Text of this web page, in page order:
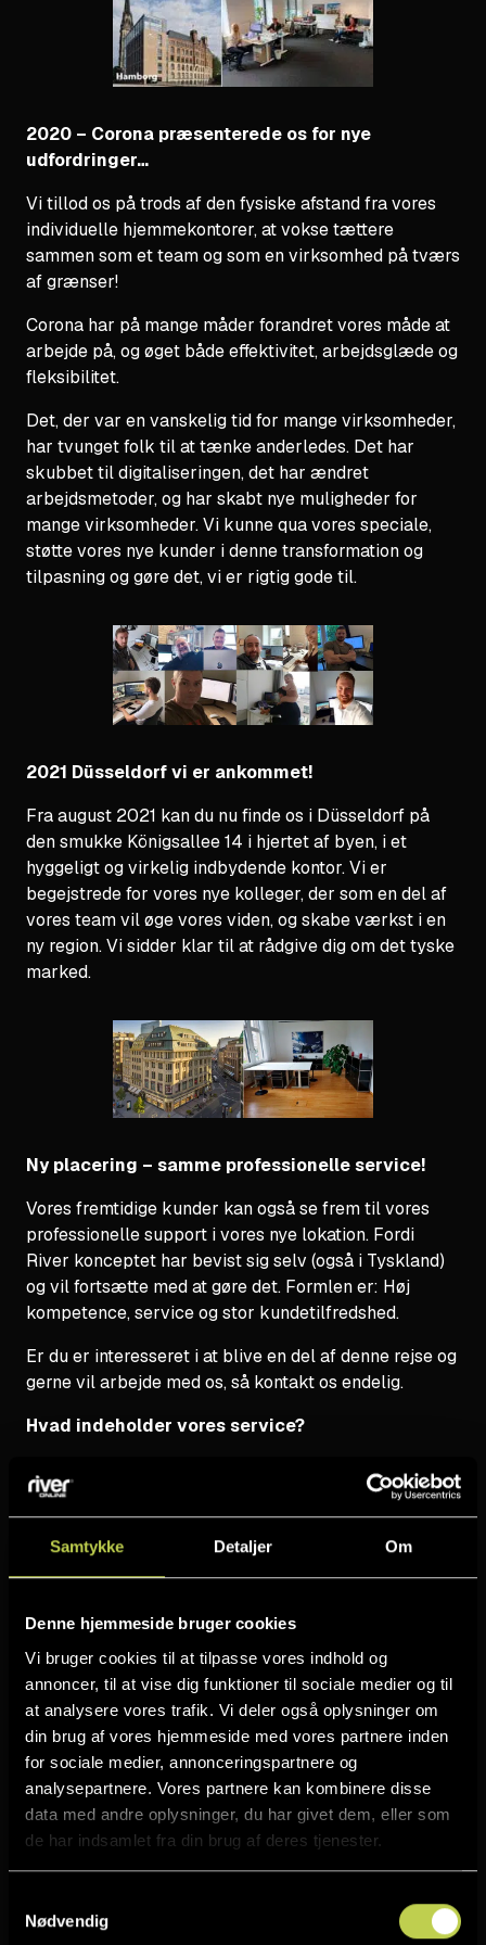
Samtykke Detaljer Om
Denne hjemmeside bruger cookies
Vi bruger cookies til at tilpasse vores indhold og
annoncer, til at vise dig funktioner til sociale medier og til
at analysere vores trafik. Vi deler også oplysninger om
din brug af vores hjemmeside med vores partnere inden
for sociale medier, annonceringspartnere og
analysepartnere. Vores partnere kan kombinere disse
data med andre oplysninger, du har givet dem, eller som
de har indsamlet fra din brug af deres tjenester.
Nødvendig
2020 – Corona præsenterede os for nye
udfordringer…
Vi tillod os på trods af den fysiske afstand fra vores
individuelle hjemmekontorer, at vokse tættere
sammen som et team og som en virksomhed på tværs
af grænser!
Corona har på mange måder forandret vores måde at
arbejde på, og øget både effektivitet, arbejdsglæde og
fleksibilitet.
Det, der var en vanskelig tid for mange virksomheder,
har tvunget folk til at tænke anderledes. Det har
skubbet til digitaliseringen, det har ændret
arbejdsmetoder, og har skabt nye muligheder for
mange virksomheder. Vi kunne qua vores speciale,
støtte vores nye kunder i denne transformation og
tilpasning og gøre det, vi er rigtig gode til.
2021 Düsseldorf vi er ankommet!
Fra august 2021 kan du nu finde os i Düsseldorf på
den smukke Königsallee 14 i hjertet af byen, i et
hyggeligt og virkelig indbydende kontor. Vi er
begejstrede for vores nye kolleger, der som en del af
vores team vil øge vores viden, og skabe værkst i en
ny region. Vi sidder klar til at rådgive dig om det tyske
marked.
Ny placering – samme professionelle service!
Vores fremtidige kunder kan også se frem til vores
professionelle support i vores nye lokation. Fordi
River konceptet har bevist sig selv (også i Tyskland)
og vil fortsætte med at gøre det. Formlen er: Høj
kompetence, service og stor kundetilfredshed.
Er du er interesseret i at blive en del af denne rejse og
gerne vil arbejde med os, så kontakt os endelig.
Hvad indeholder vores service?
✓ Optimering af organiske placeringer på Google
✓ Mere synlighed gennem Google Ads
✓ En direkte linje til din målgruppe gennem de
utrolige målrettingsmuligheder på Facebook og
✓ Flere besøgende på dit site, der er mere tilbøjelige
til at købe
✓ Flere kunder
Hvilke andre fordele følger med?
✓ Du lærer meget om online marketing (SEO, Google
✓ Vi gennemfører de nødvendige trin
sammen med